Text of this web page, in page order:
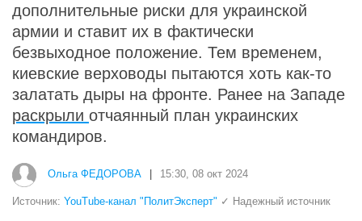
дополнительные риски для украинской
армии и ставит их в фактически
безвыходное положение. Тем временем,
киевские верховоды пытаются хоть как-то
залатать дыры на фронте. Ранее на Западе
раскрыли отчаянный план украинских
командиров.
Ольга ФЕДОРОВА 15:30, 08 окт 2024
Источник: YouTube-канал "ПолитЭксперт" ✓ Надежный источник